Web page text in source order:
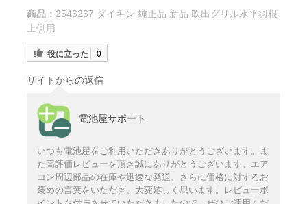
商品： 2546267 ダイキン 純正品 新品 吹出グリル水平羽根
上側用
役に立った 0
サイトからの返信
電池屋サポート
いつも電池屋をご利用いただきありがとうございます。ま
た高評価レビューを頂き誠にありがとうございます。エア
コン周辺部品の在庫や迅速な発送、さらに価格に対するお
褒めの言葉をいただき、大変嬉しく思います。レビューポ